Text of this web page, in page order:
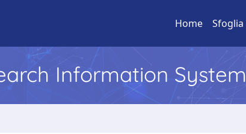
Home Sfoglia
Information System